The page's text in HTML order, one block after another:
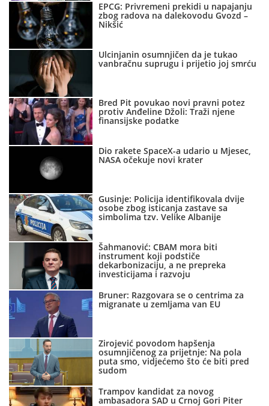
EPCG: Privremeni prekidi u napajanju
zbog radova na dalekovodu Gvozd –
Nikšić
Ulcinjanin osumnjičen da je tukao
vanbračnu suprugu i prijetio joj smrću
Bred Pit povukao novi pravni potez
protiv Anđeline Džoli: Traži njene
finansijske podatke
Dio rakete SpaceX-a udario u Mjesec,
NASA očekuje novi krater
Gusinje: Policija identifikovala dvije
osobe zbog isticanja zastave sa
simbolima tzv. Velike Albanije
Šahmanović: CBAM mora biti
instrument koji podstiče
dekarbonizaciju, a ne prepreka
investicijama i razvoju
Bruner: Razgovara se o centrima za
migranate u zemljama van EU
Zirojević povodom hapšenja
osumnjičenog za prijetnje: Na pola
puta smo, vidjećemo što će biti pred
sudom
Trampov kandidat za novog
ambasadora SAD u Crnoj Gori Piter